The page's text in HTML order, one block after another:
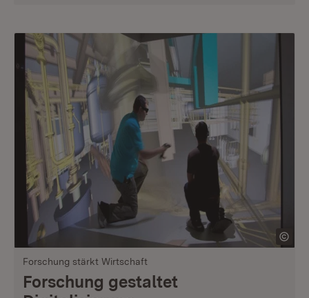
Forschung stärkt Wirtschaft
Forschung gestaltet